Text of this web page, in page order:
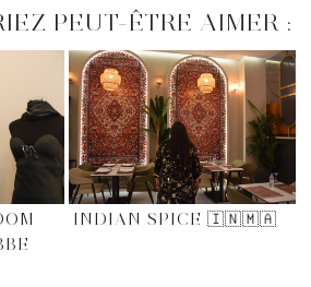
PEUT-ÊTRE AIMER :
INDIAN SPICE 🇮🇳🇲🇦